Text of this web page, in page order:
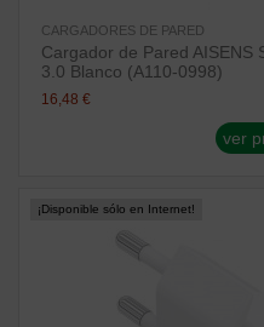
CARGADORES DE PARED
Cargador de Pared AISENS
3.0 Blanco (A110-0998)
16,48 €
ver
¡Disponible sólo en Internet!